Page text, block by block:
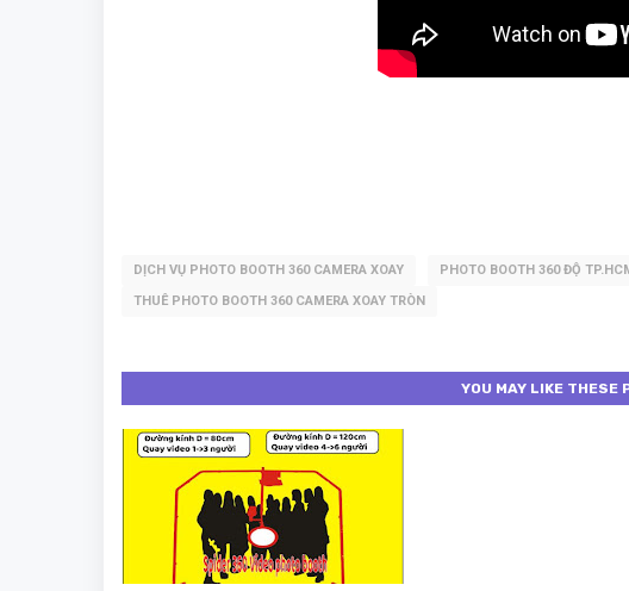
DỊCH VỤ PHOTO BOOTH 360 CAMERA XOAY PHOTO BOOTH 360 ĐỘ
THUÊ PHOTO BOOTH 360 CAMERA XOAY TRÒN
YOU MAY LIKE THESE